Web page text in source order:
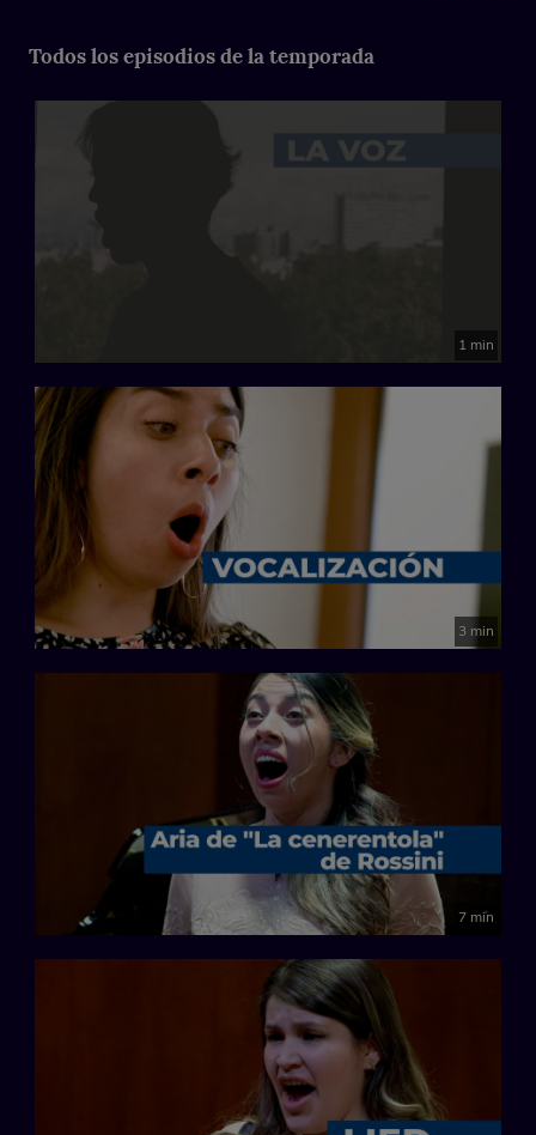
Todos los episodios de la temporada
1 min
3 min
7 min